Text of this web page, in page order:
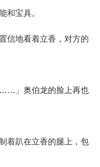
宝具。
地看着立香，对方的
」奥伯龙的脸上再也
趴在立香的腿上，包